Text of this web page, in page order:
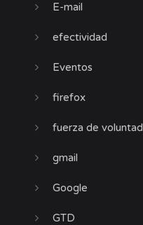
E-mail
efectividad
Eventos
firefox
fuerza de voluntad
gmail
Google
GTD